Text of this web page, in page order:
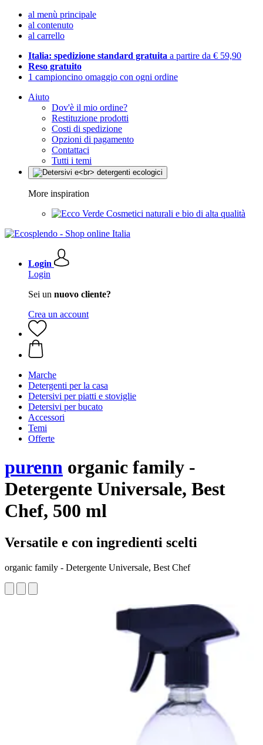
al menù principale
al contenuto
al carrello
Italia: spedizione standard gratuita a partire da € 59,90
Reso gratuito
1 campioncino omaggio con ogni ordine
Aiuto
Dov'è il mio ordine?
Restituzione prodotti
Costi di spedizione
Opzioni di pagamento
Contattaci
Tutti i temi
More inspiration
Cosmetici naturali e bio di alta qualità
Login
Login
Sei un nuovo cliente?
Crea un account
Marche
Detergenti per la casa
Detersivi per piatti e stoviglie
Detersivi per bucato
Accessori
Temi
Offerte
purenn organic family -
Detergente Universale, Best
Chef, 500 ml
Versatile e con ingredienti scelti
organic family - Detergente Universale, Best Chef